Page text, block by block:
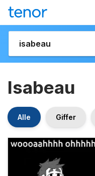
Isabeau
Alle Giffer